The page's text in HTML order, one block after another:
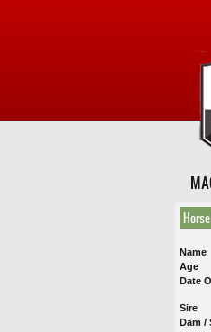
Name
Age
Date
Sire
Dam /